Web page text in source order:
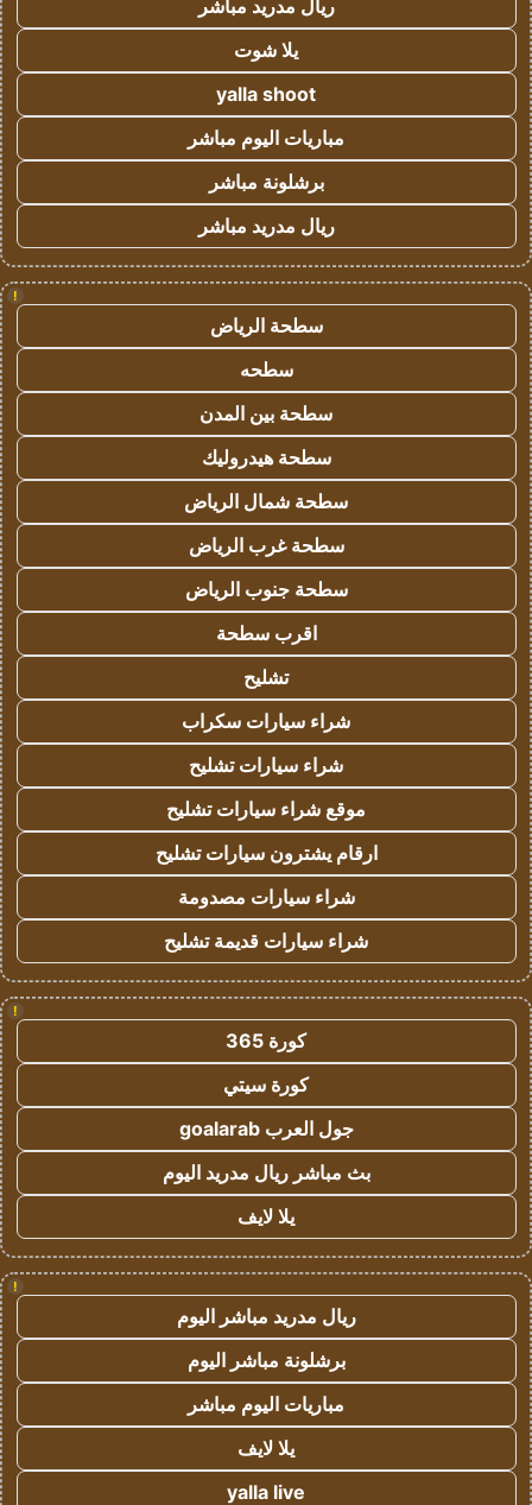
ريال مدريد مباشر
يلا شوت
yalla shoot
مباريات اليوم مباشر
برشلونة مباشر
ريال مدريد مباشر
!
سطحة الرياض
سطحه
سطحة بين المدن
سطحة هيدروليك
سطحة شمال الرياض
سطحة غرب الرياض
سطحة جنوب الرياض
اقرب سطحة
تشليح
شراء سيارات سكراب
شراء سيارات تشليح
موقع شراء سيارات تشليح
ارقام يشترون سيارات تشليح
شراء سيارات مصدومة
شراء سيارات قديمة تشليح
!
كورة 365
كورة سيتي
جول العرب goalarab
بث مباشر ريال مدريد اليوم
يلا لايف
!
ريال مدريد مباشر اليوم
برشلونة مباشر اليوم
مباريات اليوم مباشر
يلا لايف
yalla live